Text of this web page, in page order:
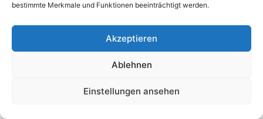
bestimmte Merkmale und Funktionen beeinträchtigt werden.
Akzeptieren
Ablehnen
Einstellungen ansehen